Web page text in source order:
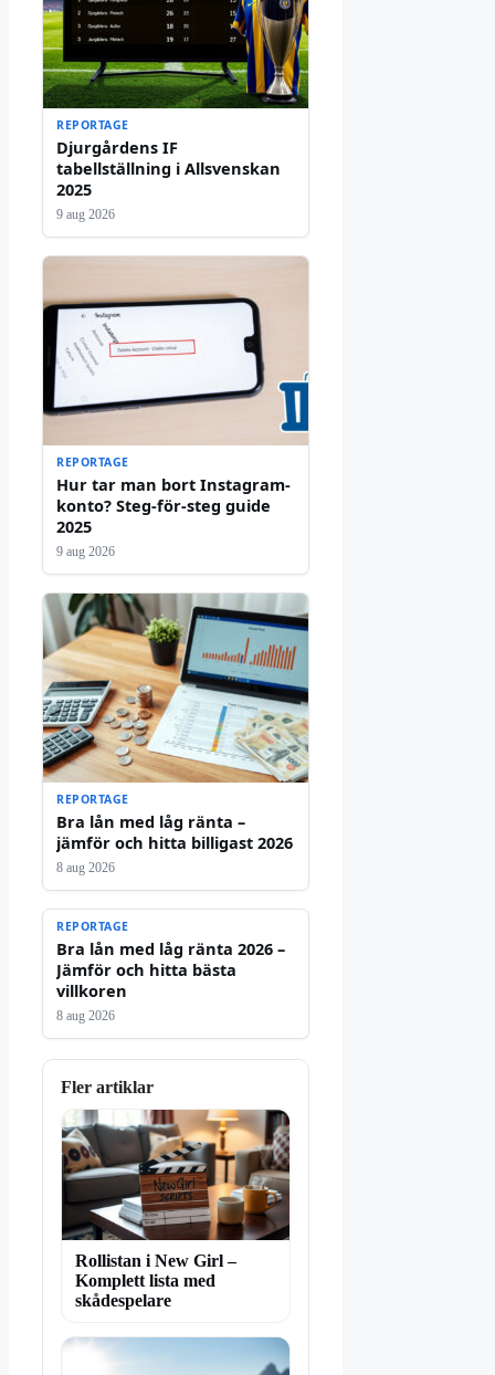
REPORTAGE
Djurgårdens IF
tabellställning i Allsvenskan
2025
9 aug 2026
REPORTAGE
Hur tar man bort Instagram-
konto? Steg-för-steg guide
2025
9 aug 2026
REPORTAGE
Bra lån med låg ränta –
jämför och hitta billigast 2026
8 aug 2026
REPORTAGE
Bra lån med låg ränta 2026 –
Jämför och hitta bästa
villkoren
8 aug 2026
Fler artiklar
Rollistan i New Girl –
Komplett lista med
skådespelare